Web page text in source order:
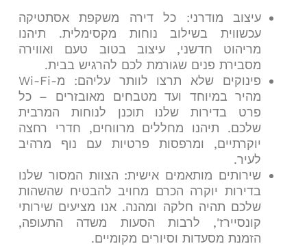
עיצוב מודרני: כל דירה משקפת אסתטיקה
עכשווית בשילוב נוחות מקסימלית. תיהנו
מריהוט חדשני, עיצוב בטוב טעם ואווירה
מסבירת פנים שגורמת לכם להרגיש בבית.
פינוקים שלא תרצו לוותר עליהם: מ-Wi-Fi
מהיר במיוחד ועד מטבחים מאובזרים – כל
פרט בדירות שלנו תוכנן לנוחות המרבית
שלכם. תיהנו מחללים מרווחים, חדרי רחצה
יוקרתיים, ומרפסות פרטיות עם נוף מרהיב
לעיר.
שירותים מותאמים אישית: הצוות המסור שלנו
בדירות יוקרה הכרם מחויב להבטיח שהשהות
שלכם תהיה חלקה ומהנה. אנו מציעים שירותי
קונסיירז', לרבות הסעות משדה התעופה,
הזמנת מסעדות וסיורים מקומיים.